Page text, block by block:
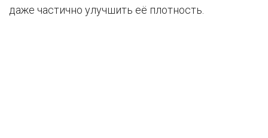
даже частично улучшить её плотность.